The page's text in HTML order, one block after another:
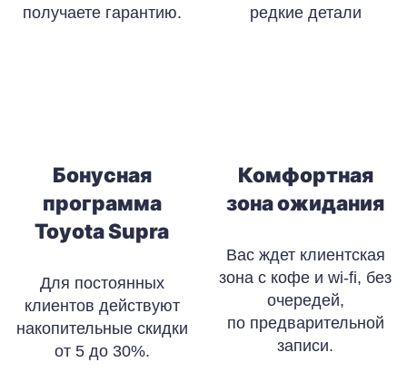
получаете гарантию.
Бонусная
программа
Toyota Supra
Для постоянных
клиентов действуют
накопительные скидки
от 5 до 30%.
редкие детали
Комфортная
зона ожидания
Вас ждет клиентская
зона с кофе и wi-fi, без
очередей,
по предварительной
записи.